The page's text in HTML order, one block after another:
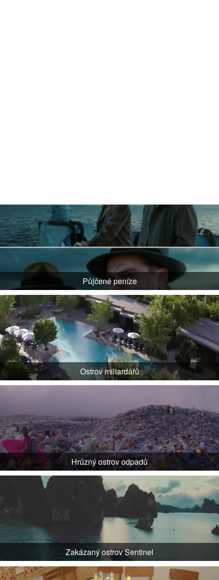
Půjčené peníze
Ostrov miliardářů
Hrůzný ostrov odpadů
Zakázaný ostrov Sentinel